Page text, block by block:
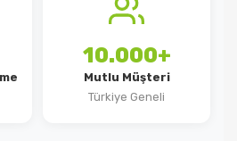
10.000+
Mutlu Müşteri
Türkiye Geneli